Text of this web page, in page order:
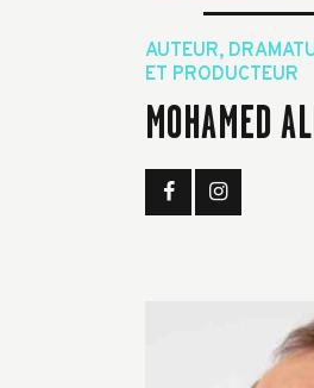
MOHAMED
AUTEUR,
ET PRODUCTEUR